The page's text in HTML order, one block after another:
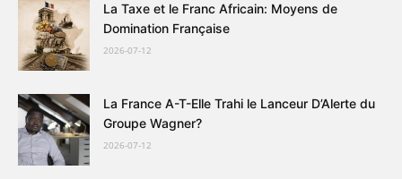
La Taxe et le Franc Africain: Moyens de
Domination Française
2026-07-12
La France A-T-Elle Trahi le Lanceur D’Alerte du
Groupe Wagner?
2026-07-12